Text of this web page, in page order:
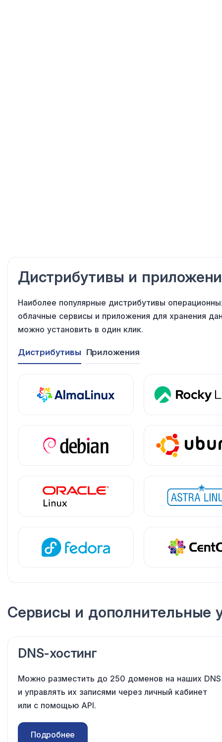
Дистрибутивы и
Наиболее популярные дистрибутивы
облачные сервисы и приложения для хранения
можно установить в один клик.
Дистрибутивы Приложения
Сервисы и дополнительные
DNS-хостинг
Можно разместить до 250 доменов на наших DNS
и управлять их записями через личный кабинет
или с помощью API.
Подробнее